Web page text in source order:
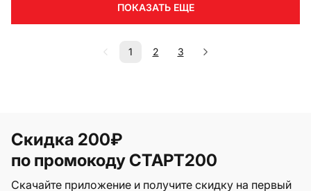
ПОКАЗАТЬ ЕЩЕ
1 2 3
Скидка 200₽
по промокоду СТАРТ200
Скачайте приложение и получите скидку на первый